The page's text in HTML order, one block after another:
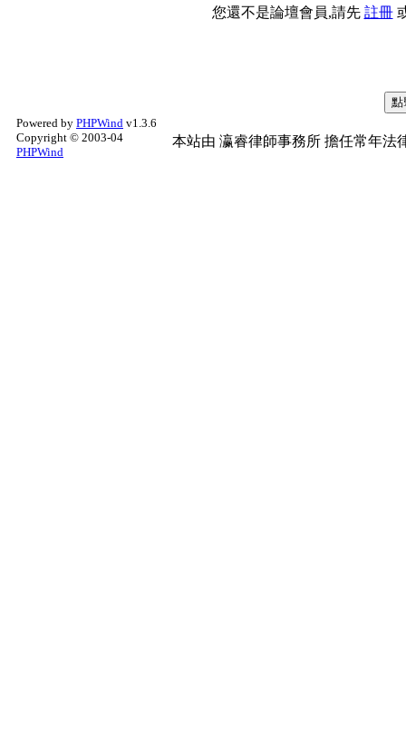
您還不是論壇會員,請先 註冊
Powered by PHPWind v1.3.6
Copyright © 2003-04
PHPWind
本站由 瀛睿律師事務所 擔任常年法